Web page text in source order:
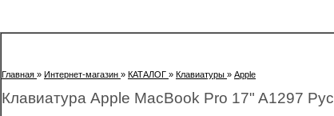
Главная » Интернет-магазин » КАТАЛОГ » Клавиатуры » Apple
Клавиатура Apple MacBook Pro 17" A1297